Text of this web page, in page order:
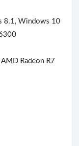
8.1, Windows 10
Radeon R7